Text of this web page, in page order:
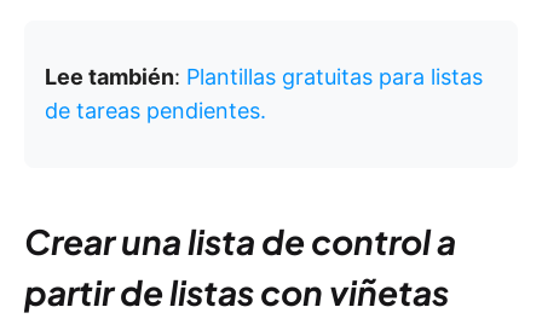
Lee también: Plantillas gratuitas para listas
de tareas pendientes.
Crear una lista de control a
partir de listas con viñetas